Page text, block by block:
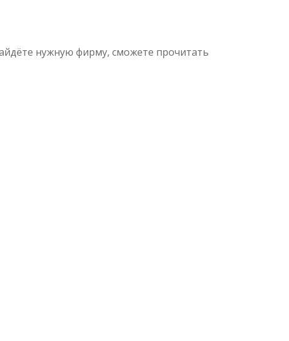
нужную фирму, сможете прочитать